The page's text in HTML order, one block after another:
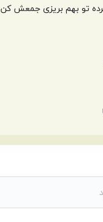
تو بهم بریزی جمعش کن